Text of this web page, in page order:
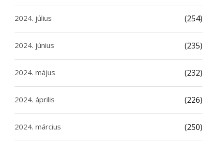
2024. július (254)
2024. június (235)
2024. május (232)
2024. április (226)
2024. március (250)